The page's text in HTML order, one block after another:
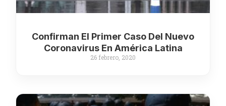
Confirman El Primer Caso Del Nuevo
Coronavirus En América Latina
26 febrero, 2020